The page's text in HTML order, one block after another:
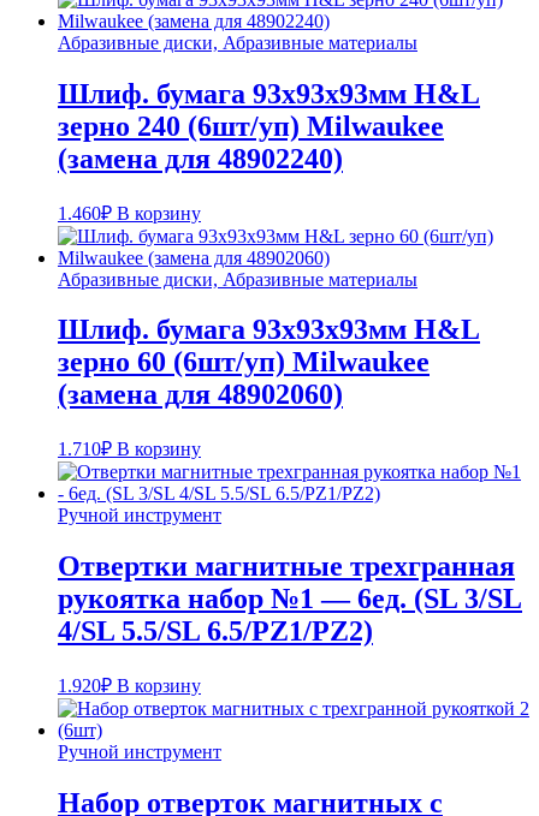
Абразивные диски, Абразивные материалы
Шлиф. бумага 93x93x93мм H&L
зерно 240 (6шт/уп) Milwaukee
(замена для 48902240)
1.460₽ В корзину
Абразивные диски, Абразивные материалы
Шлиф. бумага 93x93x93мм H&L
зерно 60 (6шт/уп) Milwaukee
(замена для 48902060)
1.710₽ В корзину
Ручной инструмент
Отвертки магнитные трехгранная
рукоятка набор №1 — 6ед. (SL 3/SL
4/SL 5.5/SL 6.5/PZ1/PZ2)
1.920₽ В корзину
Ручной инструмент
Набор отверток магнитных с